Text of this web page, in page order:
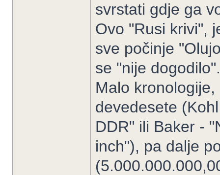
svrstati gdje ga
Ovo "Rusi krivi",
sve počinje
se "nije
Malo
devedesete
DDR" ili Baker -
inch"), pa dalje